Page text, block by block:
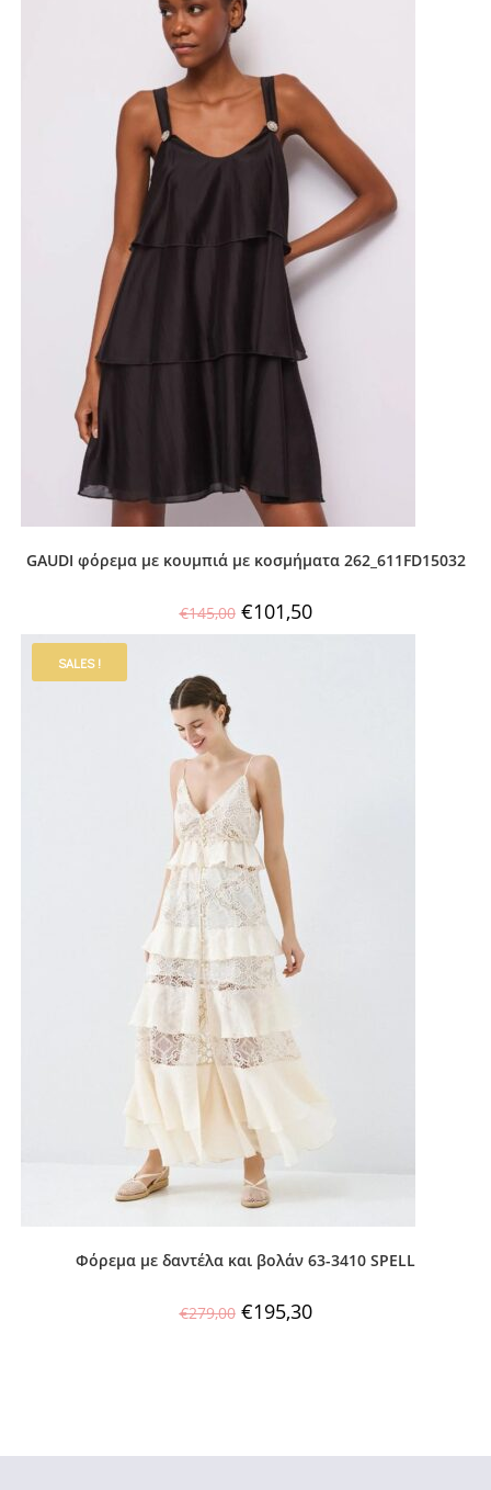
GAUDI φόρεμα με κουμπιά με κοσμήματα 262_611FD15032
€145,00 €101,50
SALES !
Φόρεμα με δαντέλα και βολάν 63-3410 SPELL
€279,00 €195,30